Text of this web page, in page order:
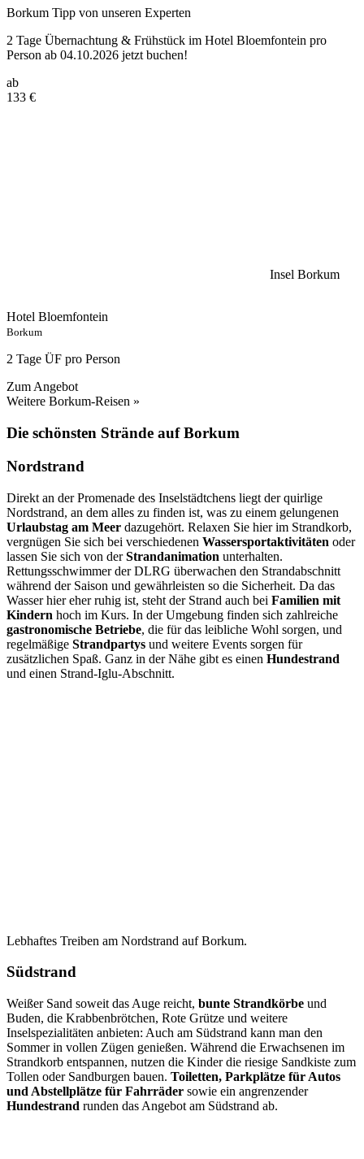
Borkum Tipp von unseren Experten
2 Tage Übernachtung & Frühstück im Hotel Bloemfontein pro
Person ab 04.10.2026 jetzt buchen!
ab
133 €
Insel Borkum
Hotel Bloemfontein
Borkum
2 Tage ÜF pro Person
Zum Angebot
Weitere Borkum-Reisen »
Die schönsten Strände auf Borkum
Nordstrand
Direkt an der Promenade des Inselstädtchens liegt der quirlige
Nordstrand, an dem alles zu finden ist, was zu einem gelungenen
Urlaubstag am Meer dazugehört. Relaxen Sie hier im Strandkorb,
vergnügen Sie sich bei verschiedenen Wassersportaktivitäten oder
lassen Sie sich von derStrandanimation unterhalten.
Rettungsschwimmer der DLRG überwachen den Strandabschnitt
während der Saison und gewährleisten so die Sicherheit. Da das
Wasser hier eher ruhig ist, steht der Strand auch bei Familien mit
Kindern hoch im Kurs. In der Umgebung finden sich zahlreiche
gastronomische Betriebe, die für das leibliche Wohl sorgen, und
regelmäßige Strandpartys und weitere Events sorgen für
zusätzlichen Spaß. Ganz in der Nähe gibt es einen Hundestrand
und einen Strand-Iglu-Abschnitt.
Lebhaftes Treiben am Nordstrand auf Borkum.
Südstrand
Weißer Sand soweit das Auge reicht, bunte Strandkörbe und
Buden, die Krabbenbrötchen, Rote Grütze und weitere
Inselspezialitäten anbieten: Auch am Südstrand kann man den
Sommer in vollen Zügen genießen. Während die Erwachsenen im
Strandkorb entspannen, nutzen die Kinder die riesige Sandkiste zum
Tollen oder Sandburgen bauen. Toiletten, Parkplätze für Autos
und Abstellplätze für Fahrräder sowie ein angrenzender
Hundestrand runden das Angebot am Südstrand ab.